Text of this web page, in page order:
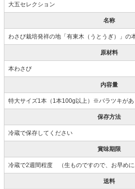
大五セレクション
名称
わさび栽培発祥の地「有東木（うとうぎ）」の
原材料
本わさび
内容量
特大サイズ1本（1本100g以上）※バラツキがあ
保存方法
冷蔵で保存してください
賞味期限
冷蔵で2週間程度 （生ものですので、お早めに
送料